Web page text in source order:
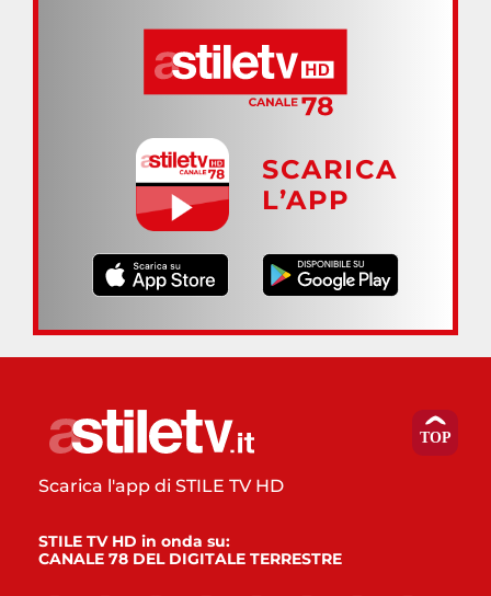
SCARICA
L’APP
Scarica l'app di STILE TV HD
STILE TV HD in onda su:
CANALE 78 DEL DIGITALE TERRESTRE